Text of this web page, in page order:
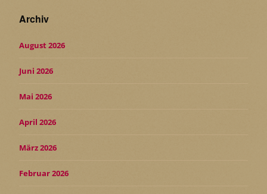
Archiv
August 2026
Juni 2026
Mai 2026
April 2026
März 2026
Februar 2026